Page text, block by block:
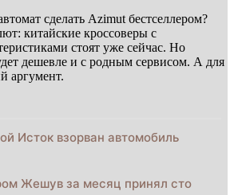
сделать Azimut бестселлером?
китайские кроссоверы с
стоят уже сейчас. Но
дешевле и с родным сервисом. А для
аргумент.
Исток взорван автомобиль
Жешув за месяц принял сто